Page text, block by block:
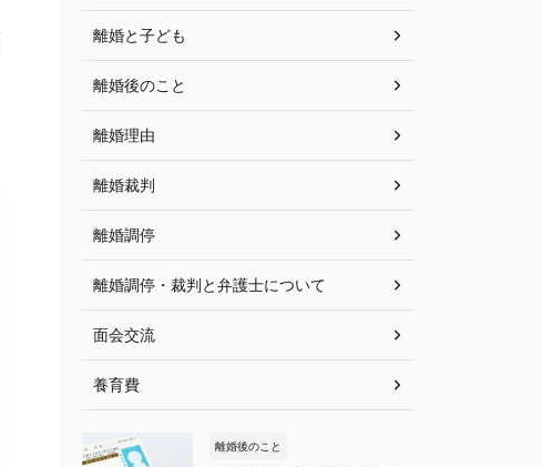
離婚と子ども
離婚後のこと
離婚理由
離婚裁判
離婚調停
離婚調停・裁判と弁護士について
面会交流
養育費
離婚後のこと